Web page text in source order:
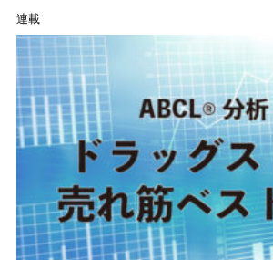
連載